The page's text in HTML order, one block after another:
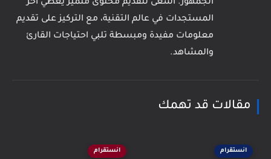
الجمهور. أسعى لتقديم محتوى متميز يغطي آخر
المستجدات في عالم التقنية، مع التركيز على تقديم
معلومات مفيدة ومبسطة تلبي احتياجات القارئ
والمشاهد.
مقالات قد تهمك
انستقرام انستقرام